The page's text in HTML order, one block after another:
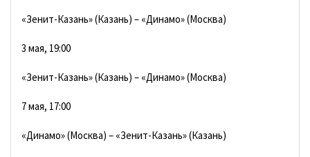
«Зенит-Казань» (Казань) – «Динамо» (Москва)
3 мая, 19:00
«Зенит-Казань» (Казань) – «Динамо» (Москва)
7 мая, 17:00
«Динамо» (Москва) – «Зенит-Казань» (Казань)